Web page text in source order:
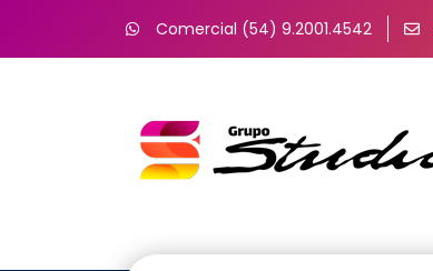
Comercial (54) 9.2001.4542